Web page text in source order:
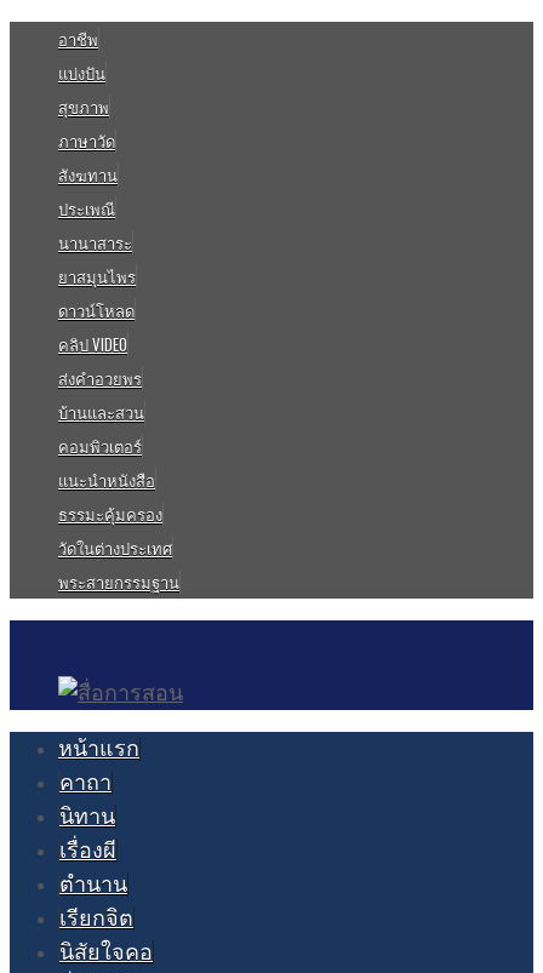
อาชีพ
แบ่งปัน
สุขภาพ
ภาษาวัด
สังฆทาน
ประเพณี
นานาสาระ
ยาสมุนไพร
ดาวน์โหลด
คลิป VIDEO
ส่งคำอวยพร
บ้านและสวน
คอมพิวเตอร์
แนะนำหนังสือ
ธรรมะคุ้มครอง
วัดในต่างประเทศ
พระสายกรรมฐาน
หน้าแรก
คาถา
นิทาน
เรื่องผี
ตำนาน
เรียกจิต
นิสัยใจคอ